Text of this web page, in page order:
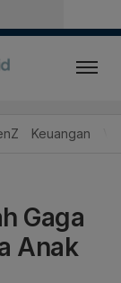
Keuangan
Gaga
Anak